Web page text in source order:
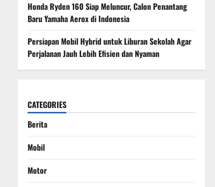
Honda Ryden 160 Siap Meluncur, Calon Penantang
Baru Yamaha Aerox di Indonesia
Persiapan Mobil Hybrid untuk Liburan Sekolah Agar
Perjalanan Jauh Lebih Efisien dan Nyaman
CATEGORIES
Berita
Mobil
Motor